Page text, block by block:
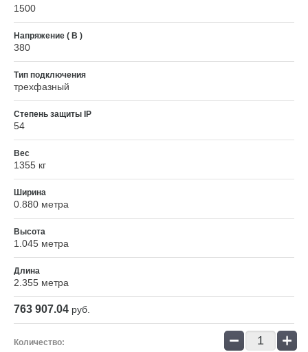
1500
Напряжение ( В )
380
Тип подключения
трехфазный
Степень защиты IP
54
Вес
1355 кг
Ширина
0.880 метра
Высота
1.045 метра
Длина
2.355 метра
763 907.04 руб.
Количество: − +